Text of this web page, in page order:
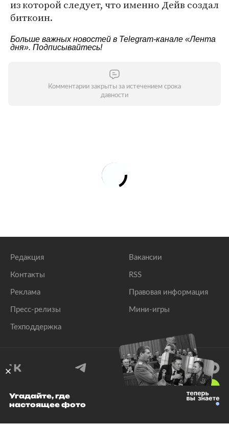
из которой следует, что именно Дейв создал
биткоин.
Больше важных новостей в Telegram-канале «Лента
дня». Подписывайтесь!
Комментарии закрыты за истечением срока
давности
Редакция
Контакты
Реклама
Пресс-релизы
Техподдержка
Вакансии
RSS
Правовая информация
Мини-игры
© 1999–2026 Все права защищены.
Угадайте, где
настоящее фото